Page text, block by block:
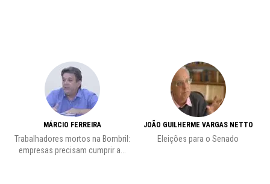
MÁRCIO FERREIRA
Trabalhadores mortos na Bombril:
empresas precisam cumprir a...
JOÃO GUILHERME VARGAS NETTO
Eleições para o Senado